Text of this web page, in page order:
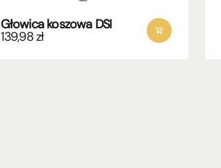
Głowica koszowa DSI
139,98zł